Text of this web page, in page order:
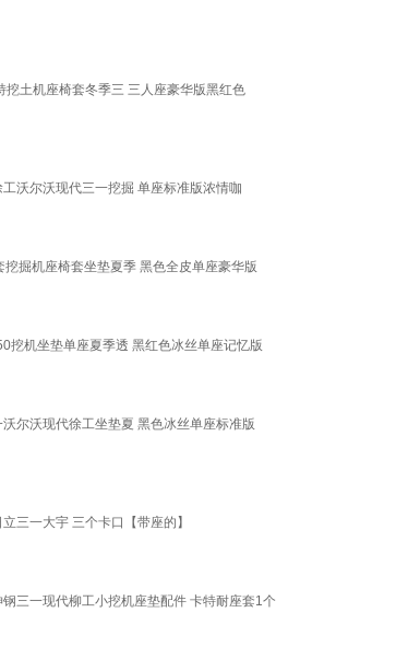
土机座椅套冬季三 三人座豪华版黑红色
沃尔沃现代三一挖掘 单座标准版浓情咖
掘机座椅套坐垫夏季 黑色全皮单座豪华版
挖机坐垫单座夏季透 黑红色冰丝单座记忆版
尔沃现代徐工坐垫夏 黑色冰丝单座标准版
三一大宇 三个卡口【带座的】
三一现代柳工小挖机座垫配件 卡特耐座套1个